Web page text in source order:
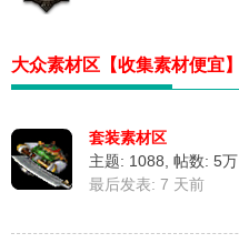
大众素材区【收集素材便宜】
套装素材区
主题: 1088 帖数: 5万
最后发表: 7 天前